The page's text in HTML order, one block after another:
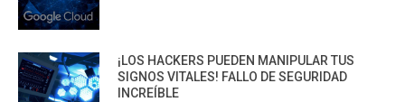
¡LOS HACKERS PUEDEN MANIPULAR TUS
SIGNOS VITALES! FALLO DE SEGURIDAD
INCREÍBLE